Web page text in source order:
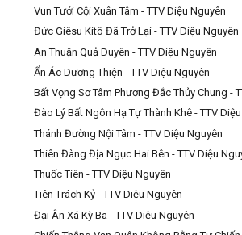
Vun Tưới Cội Xuân Tâm - TTV Diệu Nguyên
Đức Giêsu Kitô Đã Trở Lại - TTV Diệu Nguyên
An Thuận Quả Duyên - TTV Diệu Nguyên
Ẩn Ác Dương Thiện - TTV Diệu Nguyên
Bất Vọng Sơ Tâm Phương Đắc Thủy Chung -
Đào Lý Bất Ngôn Hạ Tự Thành Khê - TTV
Thánh Đường Nội Tâm - TTV Diệu Nguyên
Thiên Đàng Địa Ngục Hai Bên - TTV Diệu
Thuốc Tiên - TTV Diệu Nguyên
Tiên Trách Kỷ - TTV Diệu Nguyên
Đại Ân Xá Kỳ Ba - TTV Diệu Nguyên